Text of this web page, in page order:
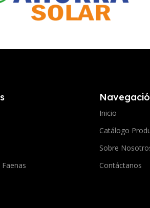
Inicio
Catálogo
Sobre
Contáctanos